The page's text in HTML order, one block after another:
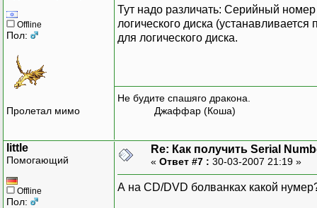
Offline
Пол:
Пролетал мимо
Тут надо различать: Серийный
логического диска
для логического диска.
Не будите спашяго дракона.
Джаффар (Коша)
little
Помогающий
Offline
Пол:
Re: Как получить Serial
« Ответ #7 : 30-03-2007 21:19 »
А на CD/DVD болванках какой